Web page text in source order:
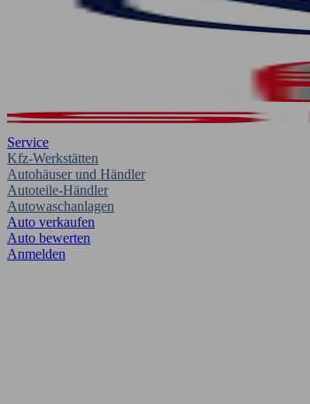
Service
Kfz-Werkstätten
Autohäuser und Händler
Autoteile-Händler
Autowaschanlagen
Auto verkaufen
Auto bewerten
Anmelden